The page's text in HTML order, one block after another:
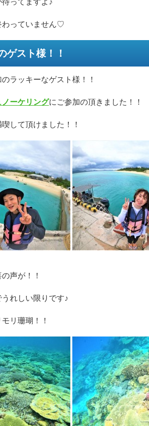
わっていません♡
ゲスト様！！
ラッキーなゲスト様！！
ーケリングにご参加の頂きました！！
して頂けました！！
声が！！
れしい限りです♪
リ珊瑚！！